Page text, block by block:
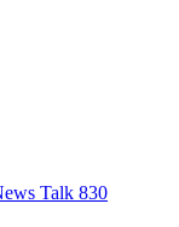
Talk 830